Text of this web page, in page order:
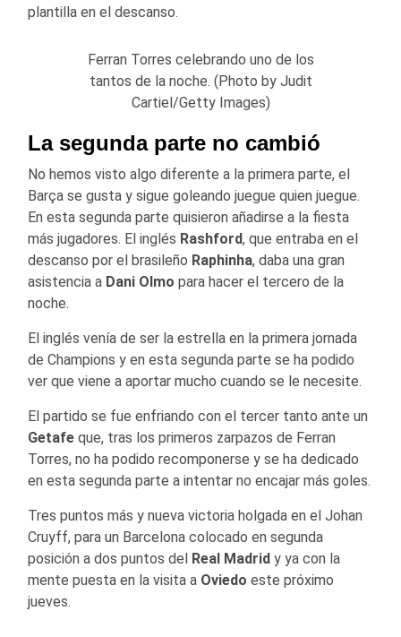
plantilla en el descanso.
Ferran Torres celebrando uno de los
tantos de la noche. (Photo by Judit
Cartiel/Getty Images)
La segunda parte no cambió
No hemos visto algo diferente a la primera parte, el
Barça se gusta y sigue goleando juegue quien juegue.
En esta segunda parte quisieron añadirse a la fiesta
más jugadores. El inglés Rashford, que entraba en el
descanso por el brasileño Raphinha, daba una gran
asistencia a Dani Olmo para hacer el tercero de la
noche.
El inglés venía de ser la estrella en la primera jornada
de Champions y en esta segunda parte se ha podido
ver que viene a aportar mucho cuando se le necesite.
El partido se fue enfriando con el tercer tanto ante un
Getafe que, tras los primeros zarpazos de Ferran
Torres, no ha podido recomponerse y se ha dedicado
en esta segunda parte a intentar no encajar más goles.
Tres puntos más y nueva victoria holgada en el Johan
Cruyff, para un Barcelona colocado en segunda
posición a dos puntos del Real Madrid y ya con la
mente puesta en la visita a Oviedo este próximo
jueves.